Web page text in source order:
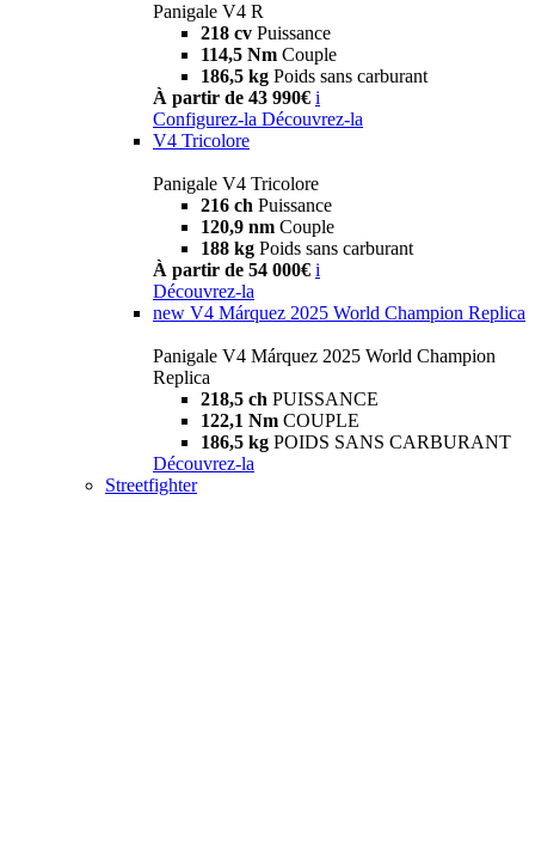
Panigale V4 R
218 cv Puissance
114,5 Nm Couple
186,5 kg Poids sans carburant
À partir de 43 990€ i
Configurez-la Découvrez-la
V4 Tricolore
Panigale V4 Tricolore
216 ch Puissance
120,9 nm Couple
188 kg Poids sans carburant
À partir de 54 000€ i
Découvrez-la
new V4 Márquez 2025 World Champion Replica
Panigale V4 Márquez 2025 World Champion
Replica
218,5 ch PUISSANCE
122,1 Nm COUPLE
186,5 kg POIDS SANS CARBURANT
Découvrez-la
Streetfighter